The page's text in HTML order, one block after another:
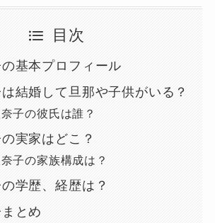
目次
基本プロフィール
結婚して旦那や子供がいる？
子の彼氏は誰？
実家はどこ？
子の家族構成は？
学歴、経歴は？
とめ